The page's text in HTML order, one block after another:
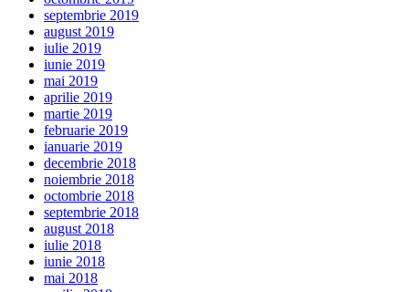
septembrie 2019
august 2019
iulie 2019
iunie 2019
mai 2019
aprilie 2019
martie 2019
februarie 2019
ianuarie 2019
decembrie 2018
noiembrie 2018
octombrie 2018
septembrie 2018
august 2018
iulie 2018
iunie 2018
mai 2018